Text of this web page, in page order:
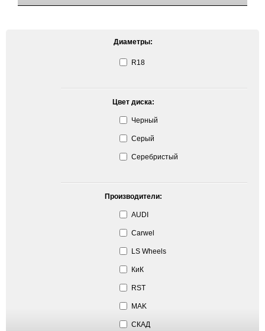
Диаметры:
R18
Цвет диска:
Черный
Серый
Серебристый
Производители:
AUDI
Carwel
LS Wheels
КиК
RST
MAK
СКАД